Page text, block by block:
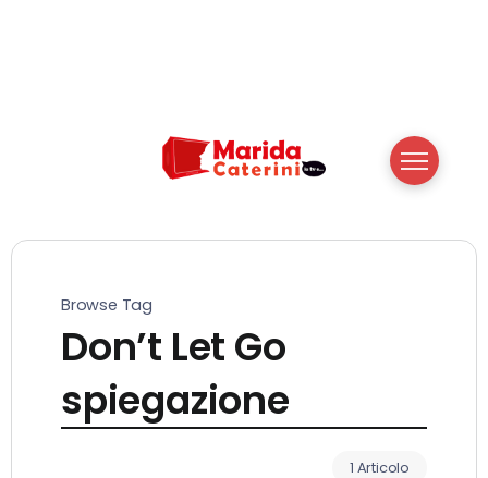
Browse Tag
Don’t Let Go
spiegazione
1 Articolo